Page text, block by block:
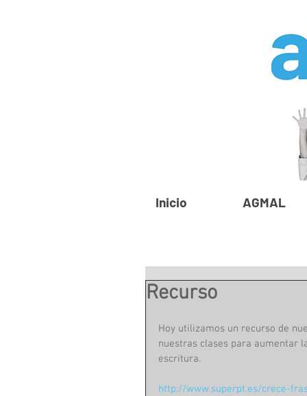
Inicio AGMAL
Recurso
Hoy utilizamos un recurso de
nuestras clases para aumentar
escritura.
http://www.superpt.es/crece-